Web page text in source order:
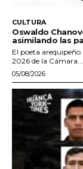
CULTURA
Oswaldo
asimilando las
El poeta
2026 de la Cámara...
05/08/2026